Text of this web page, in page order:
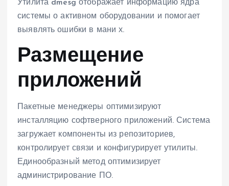
Утилита dmesg отображает информацию ядра
системы о активном оборудовании и помогает
выявлять ошибки в мани х.
Размещение
приложений
Пакетные менеджеры оптимизируют
инсталляцию софтверного приложений. Система
загружает компоненты из репозиториев,
контролирует связи и конфигурирует утилиты.
Единообразный метод оптимизирует
администрирование ПО.